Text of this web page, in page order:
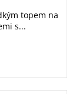
topem na
s...